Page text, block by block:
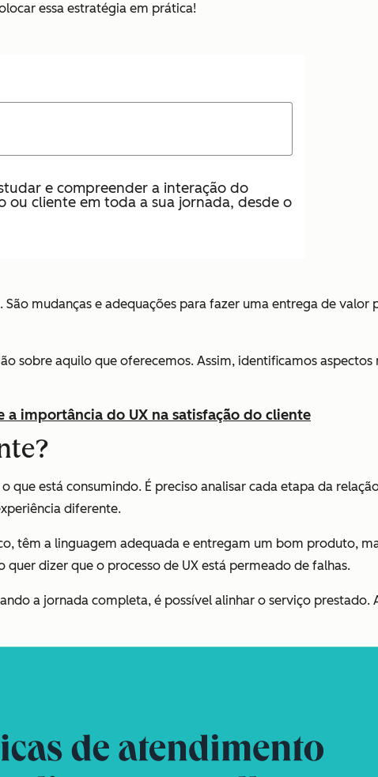
essa estratégia em prática!
e compreender a interação do
ou cliente em toda a sua jornada, desde o
mudanças e adequações para fazer uma entrega de valor
sobre aquilo que oferecemos. Assim, identificamos
a importância do UX na satisfação do cliente
que está consumindo. É preciso analisar cada etapa da
diferente.
têm a linguagem adequada e entregam um bom produto,
dizer que o processo de UX está permeado de falhas.
a jornada completa, é possível alinhar o serviço prestado.